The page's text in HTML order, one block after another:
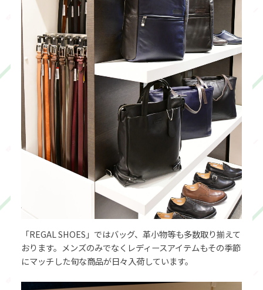
「REGAL SHOES」ではバッグ、革小物等も多数取り揃えて
おります。メンズのみでなくレディースアイテムもその季節
にマッチした旬な商品が日々入荷しています。